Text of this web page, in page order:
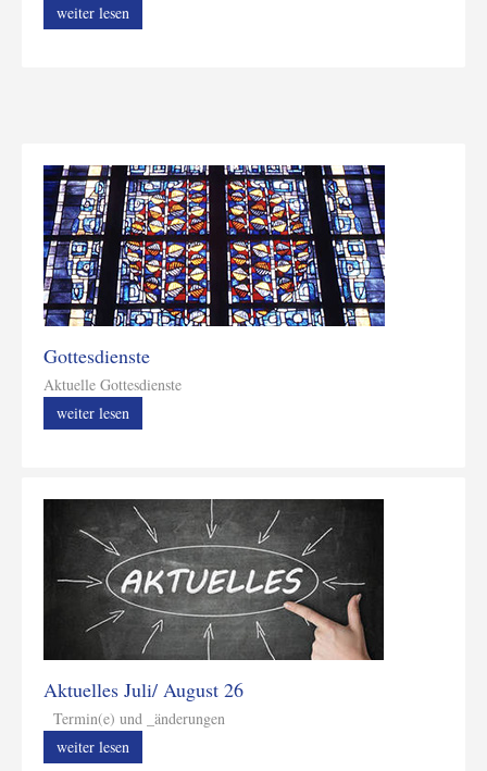
weiter lesen
Gottesdienste
Aktuelle Gottesdienste
weiter lesen
Aktuelles Juli/ August 26
Termin(e) und _änderungen
weiter lesen